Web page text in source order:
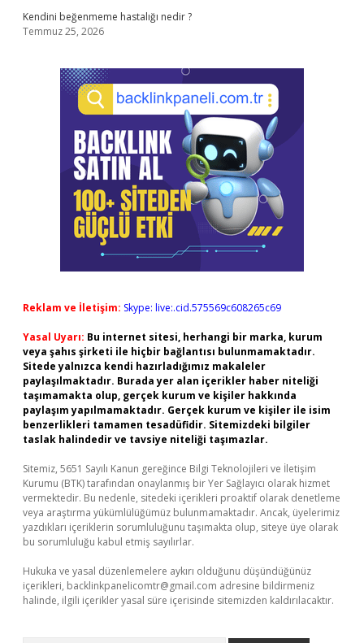
Kendini beğenmeme hastalığı nedir ?
Temmuz 25, 2026
Reklam ve İletişim: Skype: live:.cid.575569c608265c69
Yasal Uyarı: Bu internet sitesi, herhangi bir marka, kurum
veya şahıs şirketi ile hiçbir bağlantısı bulunmamaktadır.
Sitede yalnızca kendi hazırladığımız makaleler
paylaşılmaktadır. Burada yer alan içerikler haber niteliği
taşımamakta olup, gerçek kurum ve kişiler hakkında
paylaşım yapılmamaktadır. Gerçek kurum ve kişiler ile isim
benzerlikleri tamamen tesadüfidir. Sitemizdeki bilgiler
taslak halindedir ve tavsiye niteliği taşımazlar.
Sitemiz, 5651 Sayılı Kanun gereğince Bilgi Teknolojileri ve İletişim
Kurumu (BTK) tarafından onaylanmış bir Yer Sağlayıcı olarak hizmet
vermektedir. Bu nedenle, sitedeki içerikleri proaktif olarak denetleme
veya araştırma yükümlülüğümüz bulunmamaktadır. Ancak, üyelerimiz
yazdıkları içeriklerin sorumluluğunu taşımakta olup, siteye üye olarak
bu sorumluluğu kabul etmiş sayılırlar.
Hukuka ve yasal düzenlemelere aykırı olduğunu düşündüğünüz
içerikleri, backlinkpanelicomtr@gmail.com adresine bildirmeniz
halinde, ilgili içerikler yasal süre içerisinde sitemizden kaldırılacaktır.